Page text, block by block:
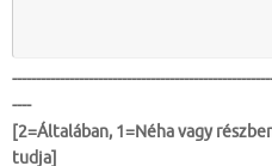
----
[2=Általában, 1=Néha vagy
tudja]